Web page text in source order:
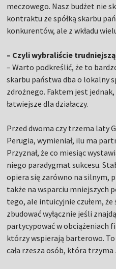
meczowego. Nasz budżet nie
kontraktu ze spółką skarbu
konkurentów, ale z wkładu
– Czyli wybraliście
– Warto podkreślić, że to
skarbu państwa dba o lokalny
zdrożnego. Faktem jest
łatwiejsze dla działaczy.
Przed dwoma czy trzema laty
Perugia, wymieniał, ilu ma
Przyznał, że co miesiąc
niego paradygmat sukcesu.
opiera się zarówno na silnym,
także na wsparciu mniejszych
tego, ale intuicyjnie czułem,
zbudować wyłącznie jeśli
partycypować w obciążeniach
którzy wspierają barterowo.
cała rzesza osób, która trzyma